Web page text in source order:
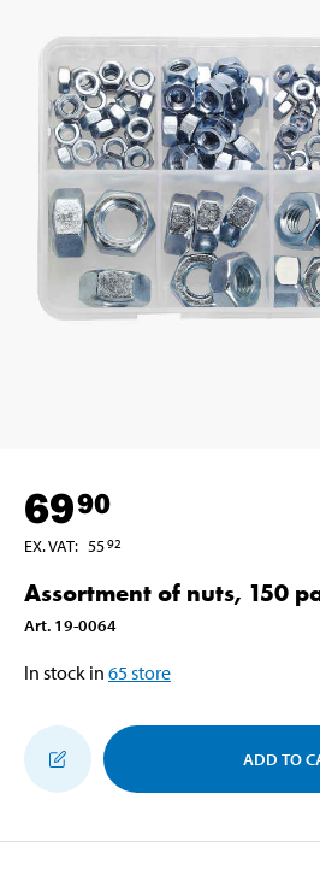
6990
EX. VAT: 5592
Assortment of nuts, 150
Art. 19-0064
In stock in 65store
ADD TO